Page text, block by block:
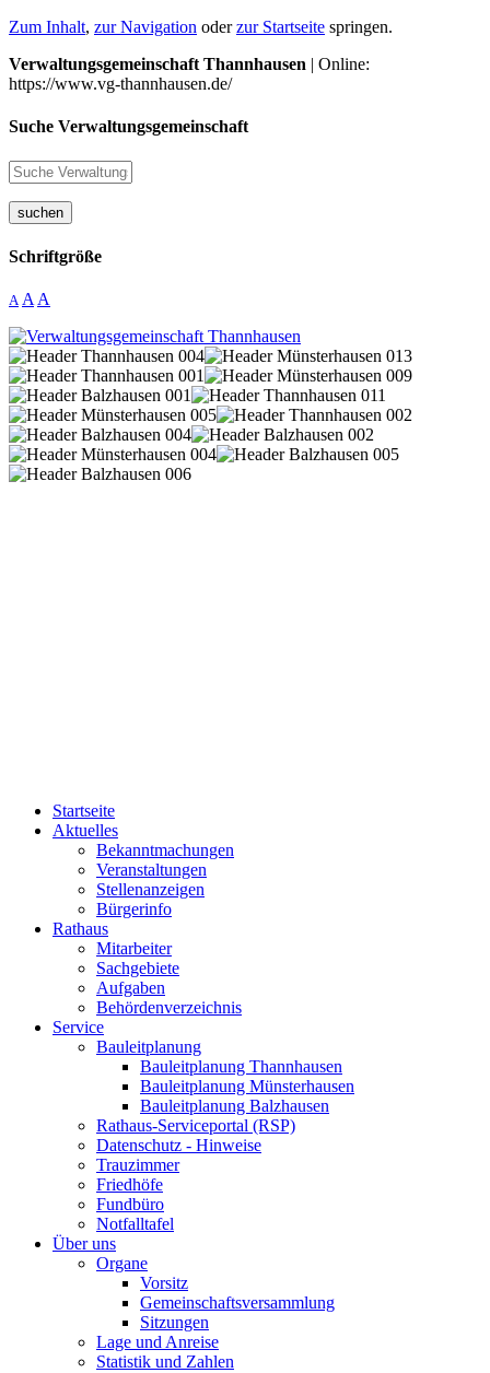
Zum Inhalt, zur Navigation oderzur Startseite springen.
Verwaltungsgemeinschaft Thannhausen | Online:
https://www.vg-thannhausen.de/
Suche Verwaltungsgemeinschaft
suchen
Schriftgröße
A A A
Startseite
Aktuelles
Bekanntmachungen
Veranstaltungen
Stellenanzeigen
Bürgerinfo
Rathaus
Mitarbeiter
Sachgebiete
Aufgaben
Behördenverzeichnis
Service
Bauleitplanung
Bauleitplanung Thannhausen
Bauleitplanung Münsterhausen
Bauleitplanung Balzhausen
Rathaus-Serviceportal (RSP)
Datenschutz - Hinweise
Trauzimmer
Friedhöfe
Fundbüro
Notfalltafel
Über uns
Organe
Vorsitz
Gemeinschaftsversammlung
Sitzungen
Lage und Anreise
Statistik und Zahlen